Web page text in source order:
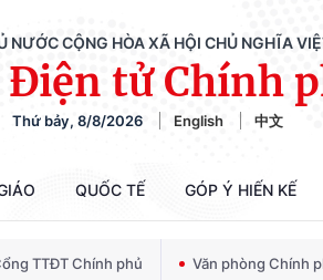
NƯỚC CỘNG HÒA XÃ HỘI CHỦ NGHĨA
Điện tử Chính
Thứ bảy, 8/8/2026 English 中文
QUỐC TẾ GÓP Ý HIẾN KẾ
TTĐT Chính phủ Văn phòng Chính